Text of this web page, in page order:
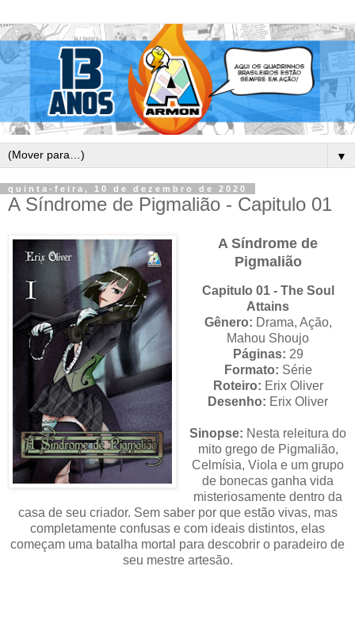
▼
quinta-feira, 10 de dezembro de 2020
A Síndrome de Pigmalião - Capitulo 01
A Síndrome de
Pigmalião
Capitulo 01 - The Soul
Attains
Gênero: Drama, Ação,
Mahou Shoujo
Páginas: 29
Formato: Série
Roteiro: Erix Oliver
Desenho: Erix Oliver
Sinopse: Nesta releitura do
mito grego de Pigmalião,
Celmísia, Viola e um grupo
de bonecas ganha vida
misteriosamente dentro da
casa de seu criador. Sem saber por que estão vivas, mas
completamente confusas e com ideais distintos, elas
começam uma batalha mortal para descobrir o paradeiro de
seu mestre artesão.